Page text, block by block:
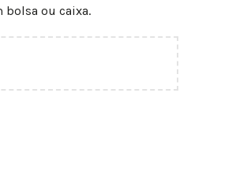
bolsa ou caixa.